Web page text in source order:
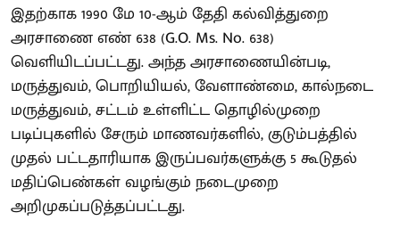
இதற்காக 1990 மே 10-ஆம் தேதி கல்வித்துறை
அரசாணை எண் 638 (G.O. Ms. No. 638)
வெளியிடப்பட்டது. அந்த அரசாணையின்படி,
மருத்துவம், பொறியியல், வேளாண்மை, கால்நடை
மருத்துவம், சட்டம் உள்ளிட்ட தொழில்முறை
படிப்புகளில் சேரும் மாணவர்களில், குடும்பத்தில்
முதல் பட்டதாரியாக இருப்பவர்களுக்கு 5 கூடுதல்
மதிப்பெண்கள் வழங்கும் நடைமுறை
அறிமுகப்படுத்தப்பட்டது.